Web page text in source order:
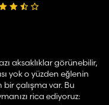
aksaklıklar görünebilir,
yok o yüzden eğlenin
çalışma var. Bu
rica ediyoruz: